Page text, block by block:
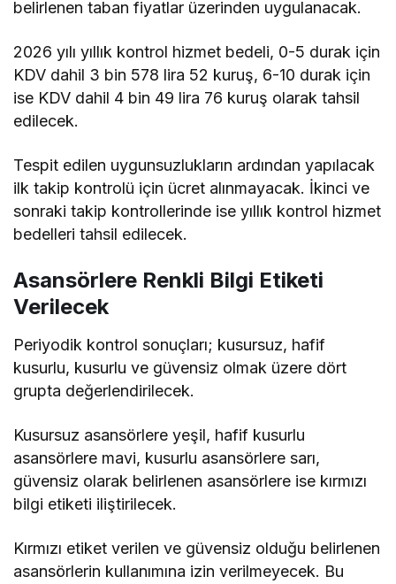
belirlenen taban fiyatlar üzerinden uygulanacak.
2026 yılı yıllık kontrol hizmet bedeli, 0-5 durak için
KDV dahil 3 bin 578 lira 52 kuruş, 6-10 durak için
ise KDV dahil 4 bin 49 lira 76 kuruş olarak tahsil
edilecek.
Tespit edilen uygunsuzlukların ardından yapılacak
ilk takip kontrolü için ücret alınmayacak. İkinci ve
sonraki takip kontrollerinde ise yıllık kontrol hizmet
bedelleri tahsil edilecek.
Asansörlere Renkli Bilgi Etiketi
Verilecek
Periyodik kontrol sonuçları; kusursuz, hafif
kusurlu, kusurlu ve güvensiz olmak üzere dört
grupta değerlendirilecek.
Kusursuz asansörlere yeşil, hafif kusurlu
asansörlere mavi, kusurlu asansörlere sarı,
güvensiz olarak belirlenen asansörlere ise kırmızı
bilgi etiketi iliştirilecek.
Kırmızı etiket verilen ve güvensiz olduğu belirlenen
asansörlerin kullanımına izin verilmeyecek. Bu